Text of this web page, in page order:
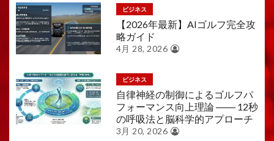
ビジネス
【2026年最新】AIゴルフ完全攻
略ガイド
4月 28, 2026
ビジネス
自律神経の制御によるゴルフパ
フォーマンス向上理論 ―― 12秒
の呼吸法と脳科学的アプローチ
3月 20, 2026